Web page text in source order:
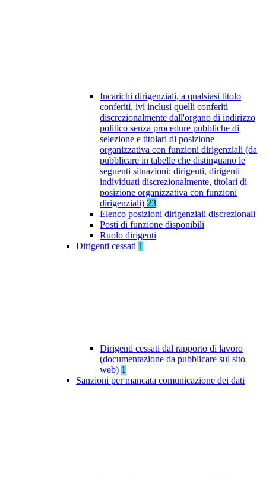
Incarichi dirigenziali, a qualsiasi titolo
conferiti, ivi inclusi quelli conferiti
discrezionalmente dall'organo di indirizzo
politico senza procedure pubbliche di
selezione e titolari di posizione
organizzativa con funzioni dirigenziali (da
pubblicare in tabelle che distinguano le
seguenti situazioni: dirigenti, dirigenti
individuati discrezionalmente, titolari di
posizione organizzativa con funzioni
dirigenziali) 23
Elenco posizioni dirigenziali discrezionali
Posti di funzione disponibili
Ruolo dirigenti
Dirigenti cessati 1
Dirigenti cessati dal rapporto di lavoro
(documentazione da pubblicare sul sito
web) 1
Sanzioni per mancata comunicazione dei dati